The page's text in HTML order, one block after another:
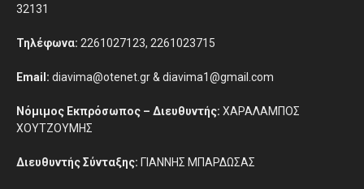
32131
Τηλέφωνα: 2261027123, 2261023715
Email: diavima@otenet.gr & diavima1@gmail.com
Νόμιμος Εκπρόσωπος – Διευθυντής: ΧΑΡΑΛΑΜΠΟΣ
ΧΟΥΤΖΟΥΜΗΣ
Διευθυντής Σύνταξης: ΓΙΑΝΝΗΣ ΜΠΑΡΔΩΣΑΣ